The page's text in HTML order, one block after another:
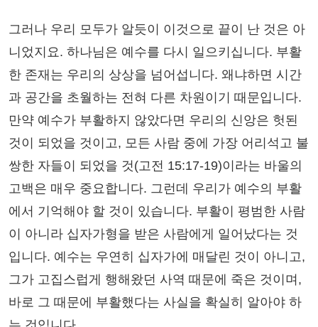
그러나 우리 모두가 알듯이 이것으로 끝이 난 것은 아
니었지요. 하나님은 예수를 다시 일으키십니다. 부활
한 존재는 우리의 상상을 넘어섭니다. 왜냐하면 시간
과 공간을 초월하는 전혀 다른 차원이기 때문입니다.
만약 예수가 부활하지 않았다면 우리의 신앙은 헛된
것이 되었을 것이고, 모든 사람 중에 가장 어리석고 불
쌍한 자들이 되었을 것(고전 15:17-19)이라는 바울의
고백은 매우 중요합니다. 그런데 우리가 예수의 부활
에서 기억해야 할 것이 있습니다. 부활이 평범한 사람
이 아니라 십자가형을 받은 사람에게 일어났다는 것
입니다. 예수는 우연히 십자가에 매달린 것이 아니고,
그가 고집스럽게 행해왔던 사역 때문에 죽은 것이며,
바로 그 때문에 부활했다는 사실을 확실히 알아야 하